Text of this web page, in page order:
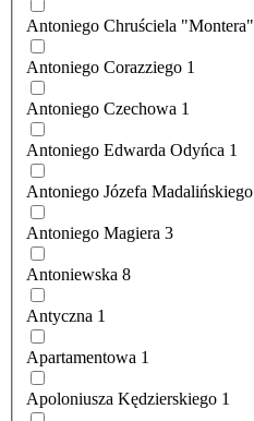
Antoniego Chruściela "Montera"
Antoniego Corazziego 1
Antoniego Czechowa 1
Antoniego Edwarda Odyńca 1
Antoniego Józefa Madalińskiego
Antoniego Magiera 3
Antoniewska 8
Antyczna 1
Apartamentowa 1
Apoloniusza Kędzierskiego 1